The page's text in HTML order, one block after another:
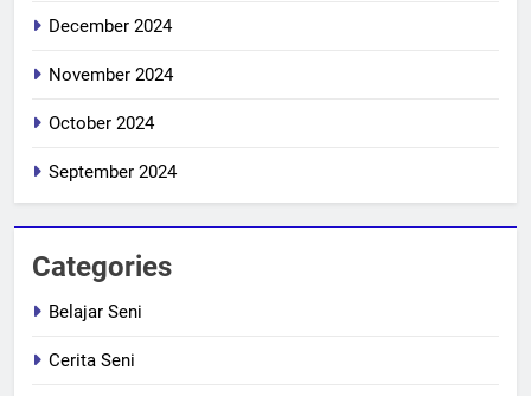
December 2024
November 2024
October 2024
September 2024
Categories
Belajar Seni
Cerita Seni